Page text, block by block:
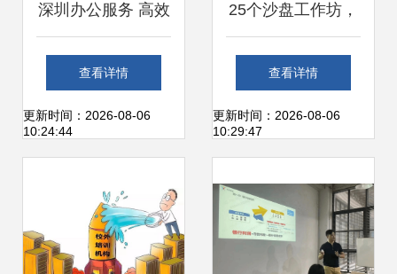
深圳办公服务 高效
解决方案引领未来
工作方式
查看详情
更新时间：2026-08-06
10:24:44
25个沙盘工作坊，
深度解密亿级用户
产品背后的研发管
查看详情
更新时间：2026-08-06
10:29:47